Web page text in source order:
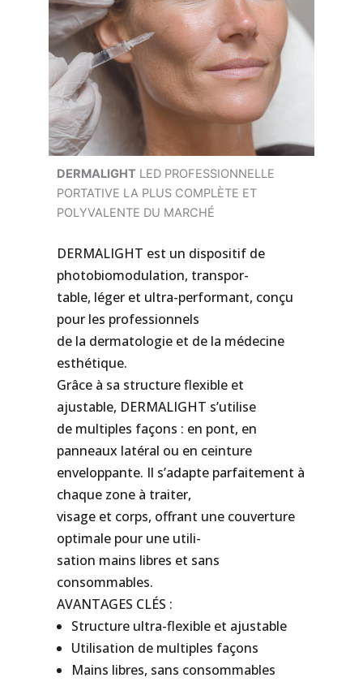
DERMALIGHT LED PROFESSIONNELLE
PORTATIVE LA PLUS COMPLÈTE ET
POLYVALENTE DU MARCHÉ
DERMALIGHT est un dispositif de
photobiomodulation, transpor-
table, léger et ultra-performant, conçu
pour les professionnels
de la dermatologie et de la médecine
esthétique.
Grâce à sa structure flexible et
ajustable, DERMALIGHT s’utilise
de multiples façons : en pont, en
panneaux latéral ou en ceinture
enveloppante. Il s’adapte parfaitement à
chaque zone à traiter,
visage et corps, offrant une couverture
optimale pour une utili-
sation mains libres et sans
consommables.
AVANTAGES CLÉS :
Structure ultra-flexible et ajustable
Utilisation de multiples façons
Mains libres, sans consommables